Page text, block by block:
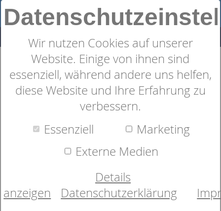
Wir nutzen Cookies auf unserer
Website. Einige von ihnen sind
essenziell, während andere uns helfen,
diese Website und Ihre Erfahrung zu
verbessern.
Essenziell
Marketing
Externe Medien
Details
anzeigen
Datenschutzerklärung
"Katzenreihe" Schürze